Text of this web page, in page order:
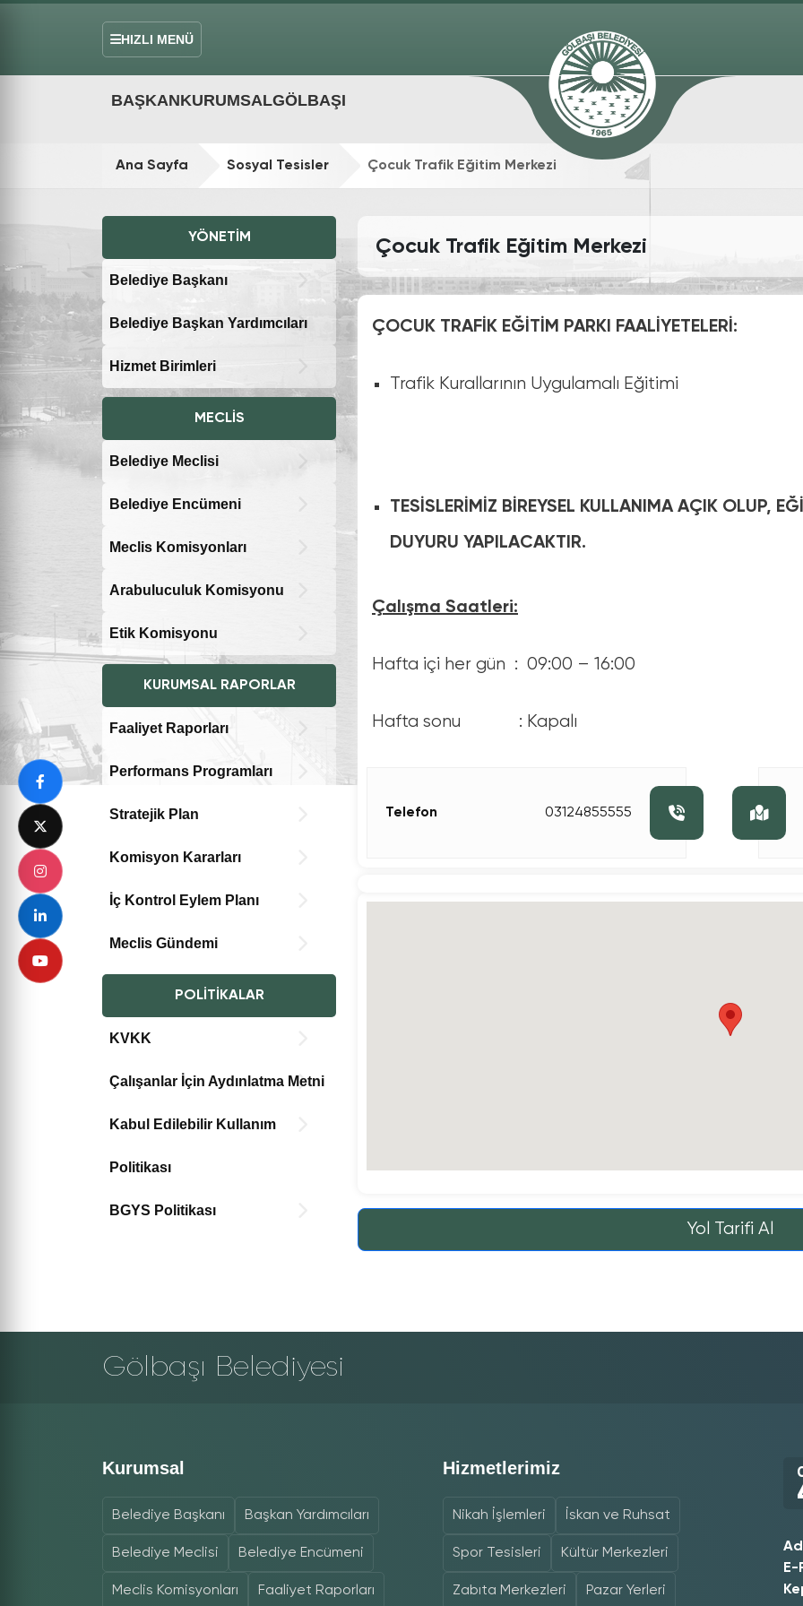
HIZLI MENÜ
BAŞKANKURUMSALGÖLBAŞI
Ana Sayfa Sosyal Tesisler Çocuk Trafik Eğitim Merkezi
YÖNETIM
Belediye Başkanı
Belediye Başkan Yardımcıları
Hizmet Birimleri
MECLIS
Belediye Meclisi
Belediye Encümeni
Meclis Komisyonları
Arabuluculuk Komisyonu
Etik Komisyonu
KURUMSAL RAPORLAR
Faaliyet Raporları
Performans Programları
Stratejik Plan
Komisyon Kararları
İç Kontrol Eylem Planı
Meclis Gündemi
POLITIKALAR
KVKK
Çalışanlar İçin Aydınlatma Metni
Kabul Edilebilir Kullanım
Politikası
BGYS Politikası
Çocuk Trafik Eğitim Merkezi
ÇOCUK TRAFİK EĞİTİM PARKI FAALİYETELERİ:
Trafik Kurallarının Uygulamalı Eğitimi
TESİSLERİMİZ BİREYSEL KULLANIMA AÇIK OLUP,
DUYURU YAPILACAKTIR.
Çalışma Saatleri:
Hafta içi her gün : 09:00 – 16:00
Hafta sonu : Kapalı
Telefon 03124855555
Yol Tarifi Al
Gölbaşı Belediyesi
Kurumsal
Belediye Başkanı Başkan Yardımcıları
Belediye Meclisi Belediye Encümeni
Meclis Komisyonları Faaliyet Raporları
Hizmetlerimiz
Nikah İşlemleri İskan ve Ruhsat
Spor Tesisleri Kültür Merkezleri
Zabıta Merkezleri Pazar Yerleri